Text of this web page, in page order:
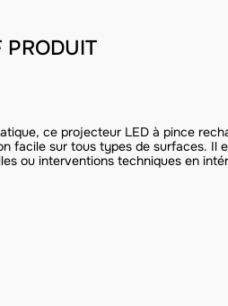
PRODUIT
ce projecteur LED à pince
facile sur tous types de surfaces. Il
ou interventions techniques en